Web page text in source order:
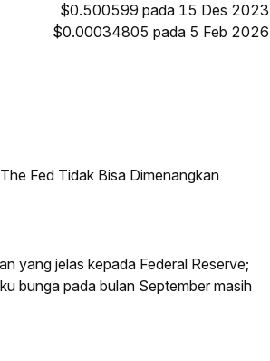
$0.500599 pada 15 Des 2023
$0.00034805 pada 5 Feb 2026
Fed Tidak Bisa Dimenangkan
yang jelas kepada Federal Reserve;
bunga pada bulan September masih